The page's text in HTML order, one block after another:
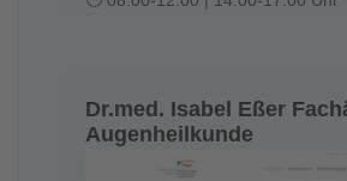
Dr.med. Isabel Eßer
Augenheilkunde